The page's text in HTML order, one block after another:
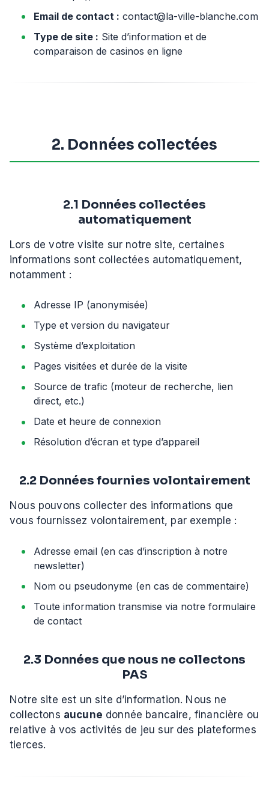
Email de contact : contact@la-ville-blanche.com
Type de site : Site d’information et de
comparaison de casinos en ligne
2. Données collectées
2.1 Données collectées
automatiquement
Lors de votre visite sur notre site, certaines
informations sont collectées automatiquement,
notamment :
Adresse IP (anonymisée)
Type et version du navigateur
Système d’exploitation
Pages visitées et durée de la visite
Source de trafic (moteur de recherche, lien
direct, etc.)
Date et heure de connexion
Résolution d’écran et type d’appareil
2.2 Données fournies volontairement
Nous pouvons collecter des informations que
vous fournissez volontairement, par exemple :
Adresse email (en cas d’inscription à notre
newsletter)
Nom ou pseudonyme (en cas de commentaire)
Toute information transmise via notre formulaire
de contact
2.3 Données que nous ne collectons
PAS
Notre site est un site d’information. Nous ne
collectons aucune donnée bancaire, financière ou
relative à vos activités de jeu sur des plateformes
tierces.